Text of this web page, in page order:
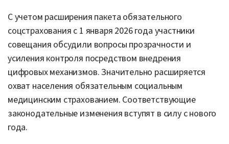
С учетом расширения пакета обязательного
соцстрахования с 1 января 2026 года участники
совещания обсудили вопросы прозрачности и
усиления контроля посредством внедрения
цифровых механизмов. Значительно расширяется
охват населения обязательным социальным
медицинским страхованием. Соответствующие
законодательные изменения вступят в силу с нового
года.